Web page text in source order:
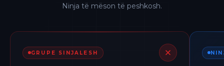
Ninja të mëson të peshkosh.
GRUPE SINJALESH